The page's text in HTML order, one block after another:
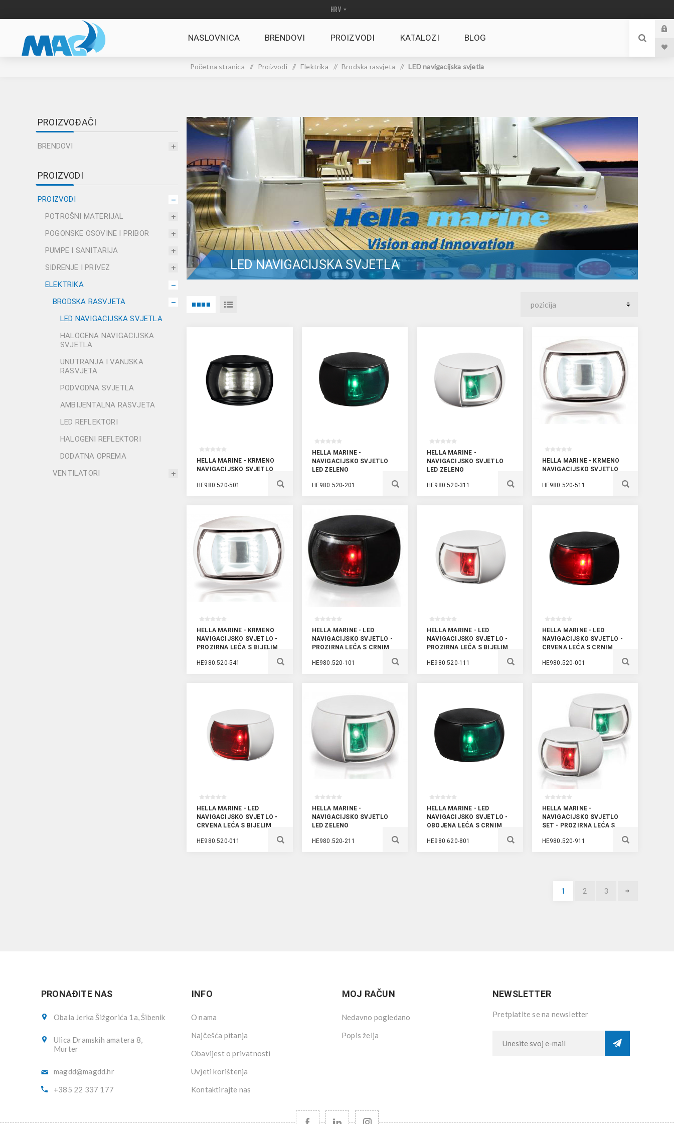
NASLOVNICA BRENDOVI PROIZVODI KATALOZI BLOG
Početna stranica / Proizvodi / Elektrika / Brodska rasvjeta / LED navigacijska svjetla
LED NAVIGACIJSKA SVJETLA
HELLA MARINE - KRMENO
NAVIGACIJSKO SVJETLO
HE980.520-501
HELLA MARINE -
NAVIGACIJSKO SVJETLO
LED ZELENO
HE980.520-201
HELLA MARINE -
NAVIGACIJSKO SVJETLO
LED ZELENO
HE980.520-311
HELLA MARINE - KRMENO
NAVIGACIJSKO SVJETLO
HE980.520-511
HELLA MARINE - KRMENO
NAVIGACIJSKO SVJETLO -
PROZIRNA LEĆA S BIJELIM
HE980.520-541
HELLA MARINE - LED
NAVIGACIJSKO SVJETLO -
PROZIRNA LEĆA S CRNIM
HE980.520-101
HELLA MARINE - LED
NAVIGACIJSKO SVJETLO -
PROZIRNA LEĆA S BIJELIM
HE980.520-111
HELLA MARINE - LED
NAVIGACIJSKO SVJETLO -
CRVENA LEĆA S CRNIM
HE980.520-001
HELLA MARINE - LED
NAVIGACIJSKO SVJETLO -
CRVENA LEĆA S BIJELIM
HE980.520-011
HELLA MARINE -
NAVIGACIJSKO SVJETLO
LED ZELENO
HE980.520-211
HELLA MARINE - LED
NAVIGACIJSKO SVJETLO -
OBOJENA LEĆA S CRNIM
HE980.620-801
HELLA MARINE -
NAVIGACIJSKO SVJETLO
SET - PROZIRNA LEĆA S
HE980.520-911
1 2 3
PROIZVOĐAČI
BRENDOVI
PROIZVODI
PROIZVODI
POTROŠNI MATERIJAL
POGONSKE OSOVINE I PRIBOR
PUMPE I SANITARIJA
SIDRENJE I PRIVEZ
ELEKTRIKA
BRODSKA RASVJETA
LED NAVIGACIJSKA SVJETLA
HALOGENA NAVIGACIJSKA
SVJETLA
UNUTRANJA I VANJSKA
RASVJETA
PODVODNA SVJETLA
AMBIJENTALNA RASVJETA
LED REFLEKTORI
HALOGENI REFLEKTORI
DODATNA OPREMA
VENTILATORI
PRONAĐITE NAS
Obala Jerka Šižgorića 1a, Šibenik
Ulica Dramskih amatera 8,
Murter
magdd@magdd.hr
+385 22 337 177
INFO
O nama
Najčešća pitanja
Obavijest o privatnosti
Uvjeti korištenja
Kontaktirajte nas
MOJ RAČUN
Nedavno pogledano
Popis želja
NEWSLETTER
Pretplatite se na newsletter